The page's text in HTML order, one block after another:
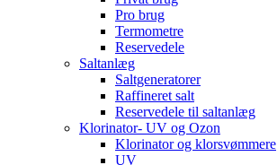
Pro brug
Termometre
Reservedele
Saltanlæg
Saltgeneratorer
Raffineret salt
Reservedele til saltanlæg
Klorinator- UV og Ozon
Klorinator og klorsvømmere
UV